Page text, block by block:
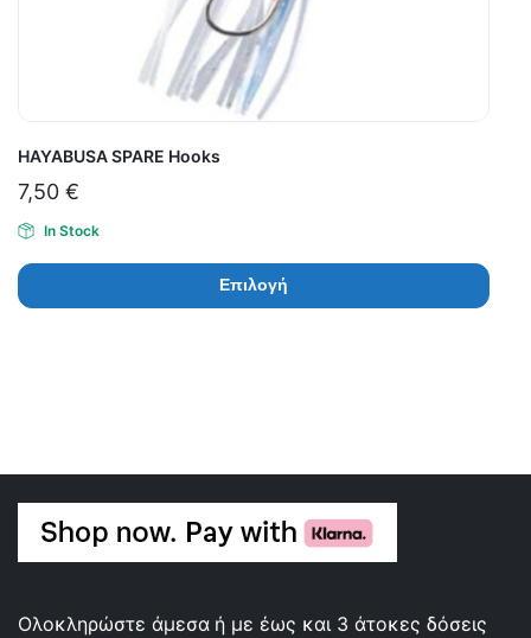
HAYABUSA SPARE Hooks
7,50 €
In Stock
Επιλογή
Ολοκληρώστε άμεσα ή με έως και 3 άτοκες δόσεις